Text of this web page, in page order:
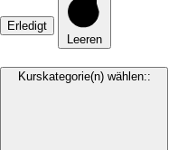
Erledigt
Leeren
Kurskategorie(n) wählen::